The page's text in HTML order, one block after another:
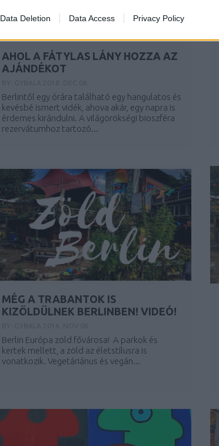
Data Deletion Data Access Privacy Policy
AHOL A FÁTYLAS LÁNY HOZZA AZ
AJÁNDÉKOT
Berlintől egy órára található egy hangulatos és
kevésbé ismert vidék, ahova akár, egy napra is
érdemes kirándulni. A világörökségi bioszféra
rezervátumhoz tartozó...
MÉG A TRABANTOK IS
KIZÖLDÜLNEK BERLINBEN! VIDEÓ!
Berlin Európa zöld fővárosa! A parkok és
kertek mellett, a zöld az életstílusra is
vonatkozik. Vegetáriánus és vegán...